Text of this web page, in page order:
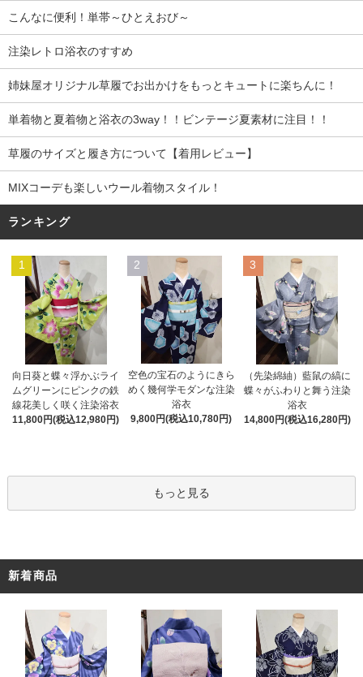
こんなに便利！単帯～ひとえおび～
注染レトロ浴衣のすすめ
姉妹屋オリジナル草履でお出かけをもっとキュートに楽ちんに！
単着物と夏着物と浴衣の3way！！ビンテージ夏素材に注目！！
草履のサイズと履き方について【着用レビュー】
MIXコーデも楽しいウール着物スタイル！
ランキング
1
向日葵と蝶々浮かぶライ
ムグリーンにピンクの鉄
線花美しく咲く注染浴衣
11,800円(税込12,980円)
2
空色の宝石のようにきら
めく幾何学モダンな注染
浴衣
9,800円(税込10,780円)
3
（先染綿紬）藍鼠の縞に
蝶々がふわりと舞う注染
浴衣
14,800円(税込16,280円)
もっと見る
新着商品